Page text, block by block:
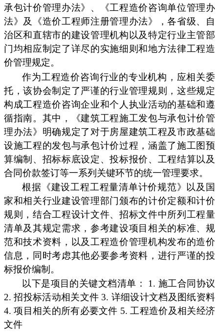
承包计价管理办法》、《工程造价咨询单位管理办
法》及《造价工程师注册管理办法》，各省级、自
治区和直辖市的建设管理机构以及特定行业主管部
门均相应制定了详尽的实施细则和地方法律工程造
价管理规定。
作为工程造价咨询行业的专业机构，应相关委
托，该协会制定了严谨的行业管理规则，这些规定
构成工程造价咨询企业和个人执业活动的基础和遵
循指南。其中，《建筑工程施工发包与承包计价管
理办法》明确规定了对于房屋建筑工程及市政基础
设施工程的发包与承包计价过程，涵盖了施工图预
算编制、招标标底设定、投标报价、工程结算以及
合同价款签订等一系列关键环节的统一管理要求。
根据《建设工程工程量清单计价规范》以及国
家和相关行业建设管理部门颁布的计价定额和计价
规则，结合工程设计文件、招标文件中所列工程量
清单及其规定需求，参考建设项目相关的标准、规
范和技术资料，以及工程造价管理机构发布的造价
信息，同时考虑其他必要参考资料，进行严谨的投
标报价编制。
以下是项目的关键文档清单： 1. 施工合同协议
2. 招投标活动相关文件 3. 详细设计文档及图纸资料
4. 项目相关的所有必要文件 5. 工程造价及相关经济
文件